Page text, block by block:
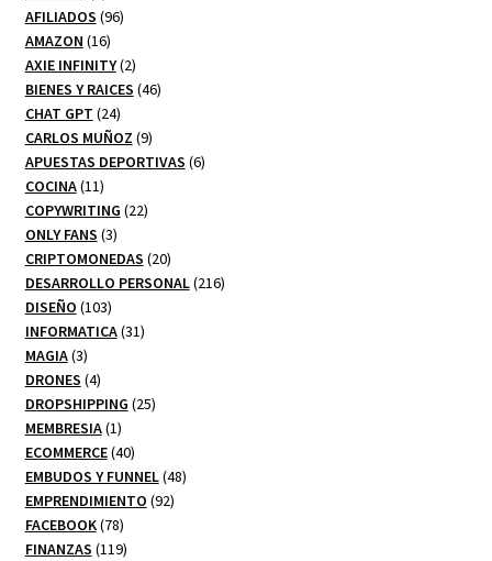
productos
AFILIADOS 9696
AMAZON 1616
productos
AXIE INFINITY 22
productos
BIENES Y RAICES 4646
CHAT GPT 2424
productos
CARLOS MUÑOZ 99
productos
APUESTAS DEPORTIVAS 66
COCINA 1111
productos
COPYWRITING 2222
ONLY FANS 33
productos
CRIPTOMONEDAS 2020
productos
DESARROLLO PERSONAL 216216
DISEÑO 103103
productos
INFORMATICA 3131
MAGIA 33
productos
DRONES 44
productos
DROPSHIPPING 2525
MEMBRESIA 11
producto
ECOMMERCE 4040
productos
EMBUDOS Y FUNNEL 4848
EMPRENDIMIENTO 9292
FACEBOOK 7878
productos
FINANZAS 119119